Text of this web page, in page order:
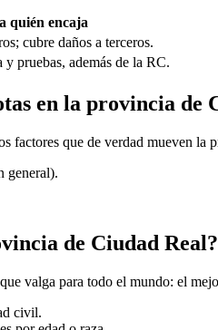
quién encaja
cubre daños a terceros.
pruebas, además de la RC.
en la provincia de
factores que de verdad mueven la
general).
de Ciudad Real?
valga para todo el mundo: el
civil.